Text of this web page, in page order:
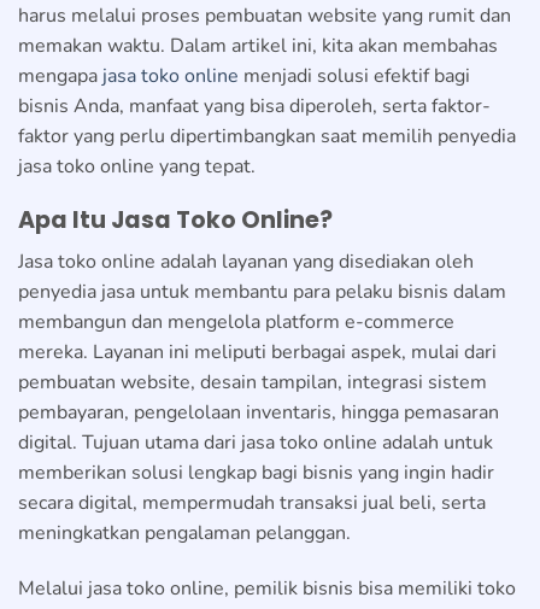
harus melalui proses pembuatan website yang rumit dan
memakan waktu. Dalam artikel ini, kita akan membahas
mengapa jasa toko online menjadi solusi efektif bagi
bisnis Anda, manfaat yang bisa diperoleh, serta faktor-
faktor yang perlu dipertimbangkan saat memilih penyedia
jasa toko online yang tepat.
Apa Itu Jasa Toko Online?
Jasa toko online adalah layanan yang disediakan oleh
penyedia jasa untuk membantu para pelaku bisnis dalam
membangun dan mengelola platform e-commerce
mereka. Layanan ini meliputi berbagai aspek, mulai dari
pembuatan website, desain tampilan, integrasi sistem
pembayaran, pengelolaan inventaris, hingga pemasaran
digital. Tujuan utama dari jasa toko online adalah untuk
memberikan solusi lengkap bagi bisnis yang ingin hadir
secara digital, mempermudah transaksi jual beli, serta
meningkatkan pengalaman pelanggan.
Melalui jasa toko online, pemilik bisnis bisa memiliki toko